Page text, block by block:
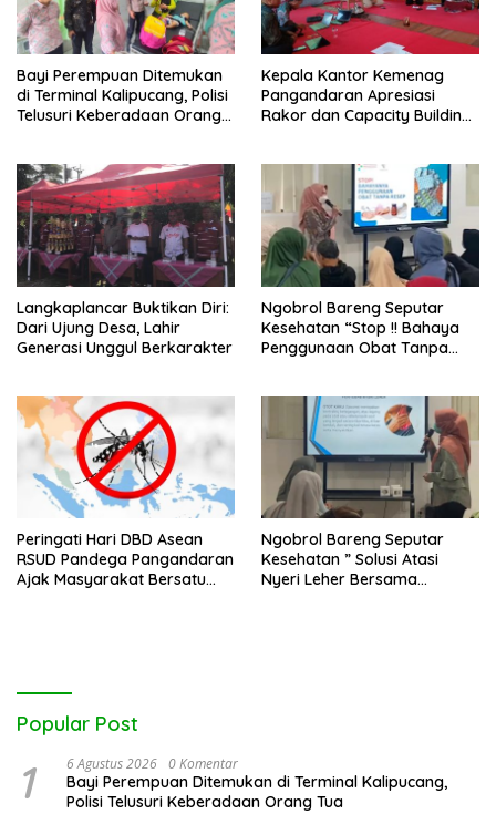
Bayi Perempuan Ditemukan
di Terminal Kalipucang, Polisi
Telusuri Keberadaan Orang
Kepala Kantor Kemenag
Pangandaran Apresiasi
Rakor dan Capacity Building
Langkaplancar Buktikan Diri:
Dari Ujung Desa, Lahir
Generasi Unggul Berkarakter
Ngobrol Bareng Seputar
Kesehatan “Stop !! Bahaya
Penggunaan Obat Tanpa
Peringati Hari DBD Asean
RSUD Pandega Pangandaran
Ajak Masyarakat Bersatu
Ngobrol Bareng Seputar
Kesehatan ” Solusi Atasi
Nyeri Leher Bersama
Popular Post
1 6 Agustus 2026 0 Komentar
Bayi Perempuan Ditemukan di Terminal Kalipucang,
Polisi Telusuri Keberadaan Orang Tua